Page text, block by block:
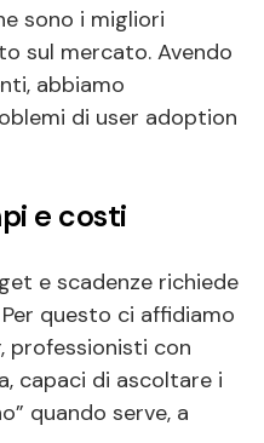
sono i migliori
sul mercato. Avendo
abbiamo
di user adoption
e costi
e scadenze richiede
questo ci affidiamo
professionisti con
capaci di ascoltare i
quando serve, a